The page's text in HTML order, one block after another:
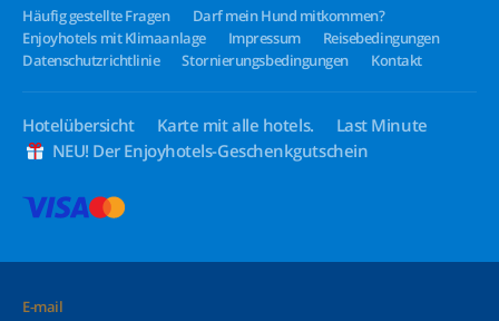
Häufig gestellte Fragen
Darf mein Hund mitkommen?
Enjoyhotels mit Klimaanlage
Impressum
Reisebedingungen
Datenschutzrichtlinie
Stornierungsbedingungen Kontakt
Hotelübersicht Karte mit alle hotels.
Last Minute
NEU! Der Enjoyhotels-Geschenkgutschein
E-mail